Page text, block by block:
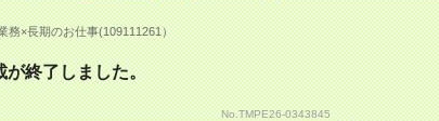
務×長期のお仕事(109111261）
が終了しました。
No.TMPE26-0343845